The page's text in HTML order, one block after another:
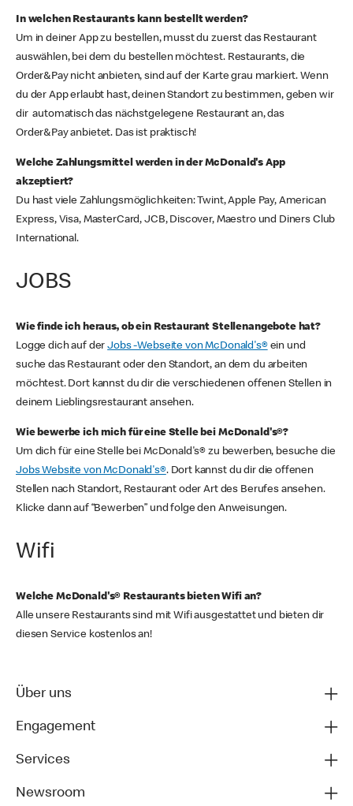
In welchen Restaurants kann bestellt werden?
Um in deiner App zu bestellen, musst du zuerst das Restaurant
auswählen, bei dem du bestellen möchtest. Restaurants, die
Order&Pay nicht anbieten, sind auf der Karte grau markiert. Wenn
du der App erlaubt hast, deinen Standort zu bestimmen, geben wir
dir automatisch das nächstgelegene Restaurant an, das
Order&Pay anbietet. Das ist praktisch!
Welche Zahlungsmittel werden in der McDonald's App
akzeptiert?
Du hast viele Zahlungsmöglichkeiten: Twint, Apple Pay, American
Express, Visa, MasterCard, JCB, Discover, Maestro und Diners Club
International.
JOBS
Wie finde ich heraus, ob ein Restaurant Stellenangebote hat?
Logge dich auf derJobs -Webseite von McDonald's®ein und
suche das Restaurant oder den Standort, an dem du arbeiten
möchtest. Dort kannst du dir die verschiedenen offenen Stellen in
deinem Lieblingsrestaurant ansehen.
Wie bewerbe ich mich für eine Stelle bei McDonald's®?
Um dich für eine Stelle bei McDonald's® zu bewerben, besuche die
Jobs Website von McDonald's®. Dort kannst du dir die offenen
Stellen nach Standort, Restaurant oder Art des Berufes ansehen.
Klicke dann auf “Bewerben” und folge den Anweisungen.
Wifi
Welche McDonald's® Restaurants bieten Wifi an?
Alle unsere Restaurants sind mit Wifi ausgestattet und bieten dir
diesen Service kostenlos an!
Über uns
Engagement
Services
Newsroom